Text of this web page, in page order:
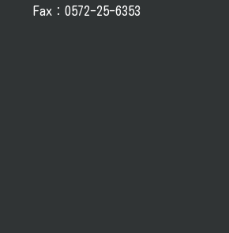
Fax：0572-25-6353